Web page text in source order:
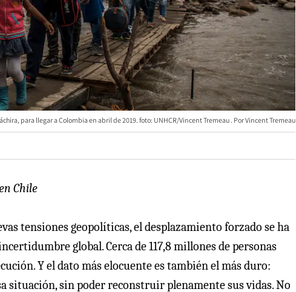
para llegar a Colombia en abril de 2019. foto: UNHCR/Vincent Tremeau Vincent Tremeau
Chile
tensiones geopolíticas, el desplazamiento forzado se ha
global. Cerca de 117,8 millones de personas
Y el dato más elocuente es también el más duro:
situación, sin poder reconstruir plenamente sus vidas. No